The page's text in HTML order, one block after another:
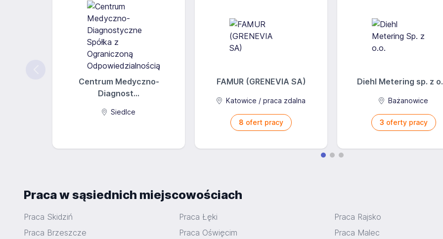
Centrum Medyczno-
Diagnost...
Siedlce
FAMUR (GRENEVIA SA)
Katowice / praca zdalna
8 ofert pracy
Diehl Metering sp. z
Bażanowice
3 oferty pracy
Praca w sąsiednich miejscowościach
Praca Skidziń Praca Łęki Praca Rajsko
Praca Brzeszcze
Praca Oświęcim Praca Malec